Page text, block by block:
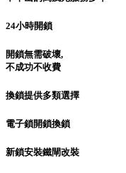
24小時開鎖
開鎖無需破壞,
不成功不收費
換鎖提供多類選擇
電子鎖開鎖換鎖
新鎖安裝鐵閘改裝